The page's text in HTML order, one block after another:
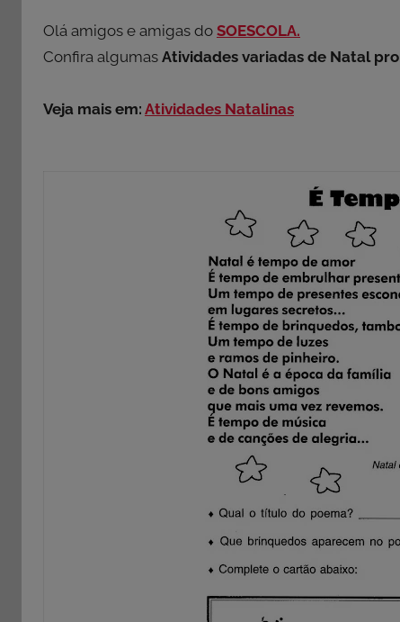
Olá amigos e amigas do SOESCOLA.
Confira algumas Atividades variadas de Natal
Veja mais em: Atividades Natalinas